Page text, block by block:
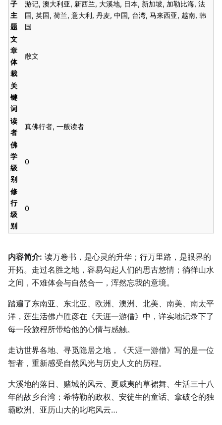
子
主
题
游记, 澳大利亚, 新西兰, 大溪地, 日本, 新加坡, 加勒比海, 法
国, 英国, 荷兰, 意大利, 丹麦, 中国, 台湾, 马来西亚, 越南, 韩
国
文
章
体
裁
散文
关
键
词
读
者
真佛行者, 一般读者
佛
学
级
别
0
修
行
级
别
0
内容简介: 读万卷书，是心灵的升华；行万里路，是眼界的
开拓。走过名胜之地，容易勾起人们的思古悠情；徜徉山水
之间，不难体会与自然合一，浑然忘我的意境。
踏遍了东南亚、东北亚、欧洲、澳洲、北美、南美、南太平
洋，莲生活佛卢胜彦在《天涯一游僧》中，详实地记录下了
每一段旅程所带给他的心情与感触。
走访世界各地、寻觅隐居之地，《天涯一游僧》写的是一位
智者，重新感受自然风光与历史人文的历程。
大溪地的落日、赌城的风云、夏威夷的草裙舞、生活三十八
年的故乡台湾；希特勒的政权、安徒生的童话、拿破仑的独
霸欧洲、亚历山大的叱咤风云…